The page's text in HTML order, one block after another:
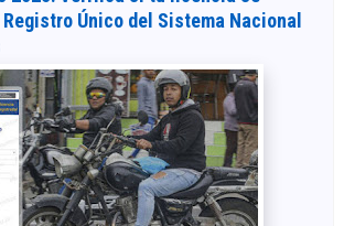
Único del Sistema Nacional